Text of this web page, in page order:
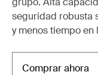
seguridad robusta
y menos tiempo
Comprar ahora